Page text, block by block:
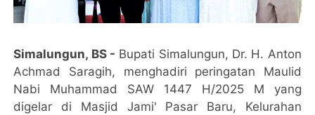
Simalungun, BS - Bupati Simalungun, Dr. H. Anton
Achmad Saragih, menghadiri peringatan Maulid
Nabi Muhammad SAW 1447 H/2025 M yang
digelar di Masjid Jami' Pasar Baru, Kelurahan